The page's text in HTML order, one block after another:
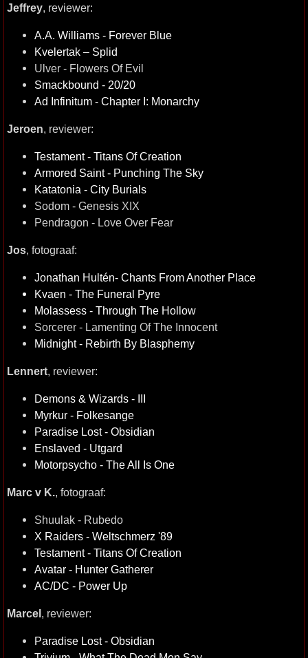
Jeffrey, reviewer:
A.A. Williams - Forever Blue
Kvelertak – Splid
Ulver - Flowers Of Evil
Smackbound - 20/20
Ad Infinitum - Chapter I: Monarchy
Jeroen, reviewer:
Testament - Titans Of Creation
Armored Saint - Punching The Sky
Katatonia - City Burials
Sodom - Genesis XIX
Pendragon - Love Over Fear
Jos, fotograaf:
Jonathan Hultén- Chants From Another Place
Kvaen - The Funeral Pyre
Molassess - Through The Hollow
Sorcerer - Lamenting Of The Innocent
Midnight - Rebirth By Blasphemy
Lennert, reviewer:
Demons & Wizards - III
Myrkur - Folkesange
Paradise Lost - Obsidian
Enslaved - Utgard
Motorpsycho - The All Is One
Marc v K., fotograaf:
Shuulak - Rubedo
X Raiders - Weltschmerz '89
Testament - Titans Of Creation
Avatar - Hunter Gatherer
AC/DC - Power Up
Marcel, reviewer:
Paradise Lost - Obsidian